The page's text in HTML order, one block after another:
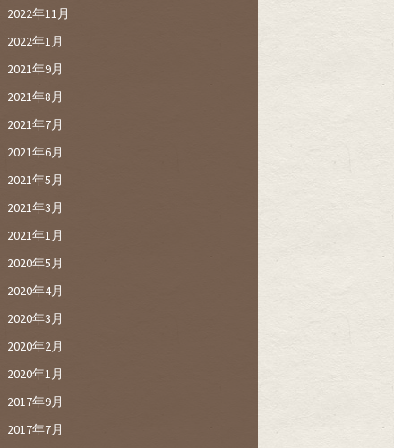
2022年11月
2022年1月
2021年9月
2021年8月
2021年7月
2021年6月
2021年5月
2021年3月
2021年1月
2020年5月
2020年4月
2020年3月
2020年2月
2020年1月
2017年9月
2017年7月